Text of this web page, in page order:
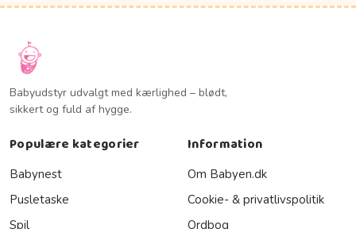
Babyudstyr udvalgt med kærlighed – blødt,
sikkert og fuld af hygge.
Populære kategorier
Babynest
Pusletaske
Spil
Information
Om Babyen.dk
Cookie- & privatlivspolitik
Ordbog